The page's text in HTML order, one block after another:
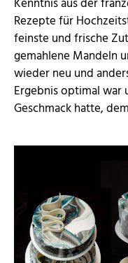
Rezepte für
feinste und frische
gemahlene Mandeln
wieder neu und
Ergebnis optimal war
Geschmack hatte,